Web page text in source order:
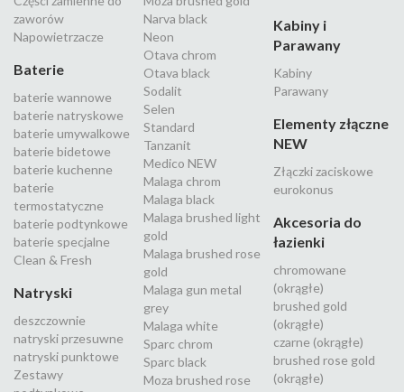
zaworów
Napowietrzacze
Baterie
baterie wannowe
baterie natryskowe
baterie umywalkowe
baterie bidetowe
baterie kuchenne
baterie
termostatyczne
baterie podtynkowe
baterie specjalne
Clean & Fresh
Natryski
deszczownie
natryski przesuwne
natryski punktowe
Zestawy
Narva black
Neon
Otava chrom
Otava black
Sodalit
Selen
Standard
Tanzanit
Medico NEW
Malaga chrom
Malaga black
Malaga brushed light
gold
Malaga brushed rose
gold
Malaga gun metal
grey
Malaga white
Sparc chrom
Sparc black
Moza brushed rose
Kabiny i
Parawany
Kabiny
Parawany
Elementy złączne
NEW
Złączki zaciskowe
eurokonus
Akcesoria do
łazienki
chromowane
(okrągłe)
brushed gold
(okrągłe)
czarne (okrągłe)
brushed rose gold
(okrągłe)